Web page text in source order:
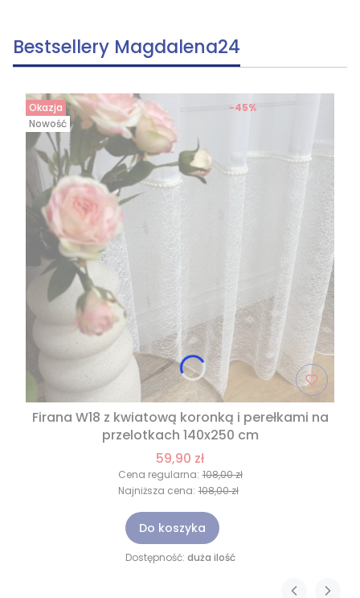
Bestsellery Magdalena24
Okazja
Nowość
Firana W18 z kwiatową koronką i perełkami na
przelotkach 140x250 cm
59,90 zł
Cena regularna: 108,00 zł
-45%
Najniższa cena: 108,00 zł
Do koszyka
Dostępność: duża ilość